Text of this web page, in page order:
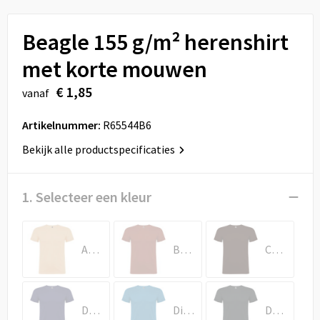
Veiligheid, Auto en Fiets
Vrije tijd en Strand
Aanstekers
Rugzakken
Schoenentassen
Sporttassen
Reistassensets
Beagle 155 g/m² herenshirt
met korte mouwen
vanaf € 1,85
Artikelnummer: R65544B6
Bekijk alle productspecificaties
1. Selecteer een kleur
Angora Baksteenrood Chocolade
Denim blauw Diepblauw Donkerlood